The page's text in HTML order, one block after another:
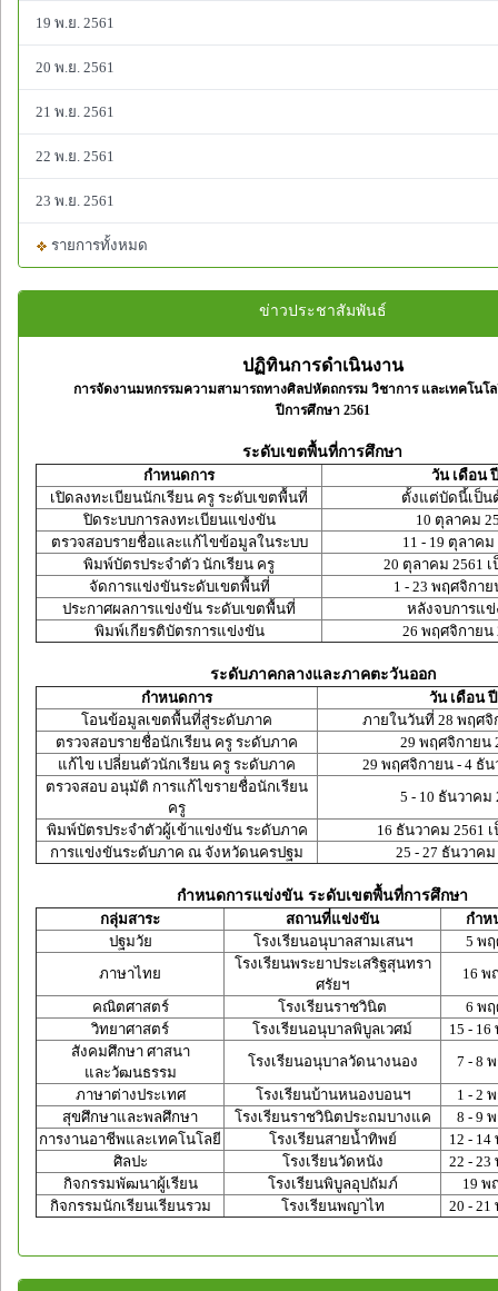
19 พ.ย. 2561
20 พ.ย. 2561
21 พ.ย. 2561
22 พ.ย. 2561
23 พ.ย. 2561
รายการทั้งหมด
ข่าวประชาสัมพันธ์
ปฏิทินการดำเนินงาน
การจัดงานมหกรรมความสามารถทางศิลปหัตถกรรม วิชาการ และเทคโนโล
ปีการศึกษา 2561
ระดับเขตพื้นที่การศึกษา
กำหนดการ
วัน เดือน ปี
เปิดลงทะเบียนนักเรียน ครู ระดับเขตพื้นที่
ตั้งแต่บัดนี้เป็น
ปิดระบบการลงทะเบียนแข่งขัน
10 ตุลาคม
ตรวจสอบรายชื่อและแก้ไขข้อมูลในระบบ
11 - 19 ตุลาคม
พิมพ์บัตรประจำตัว นักเรียน ครู
20 ตุลาคม 2561
จัดการแข่งขันระดับเขตพื้นที่
1 - 23 พฤศจิกาย
ประกาศผลการแข่งขัน ระดับเขตพื้นที่
หลังจบการแ
พิมพ์เกียรติบัตรการแข่งขัน
26 พฤศจิกายน
ระดับภาคกลางและภาคตะวันออก
กำหนดการ
วัน เดือน ปี
โอนข้อมูลเขตพื้นที่สู่ระดับภาค
ภายในวันที่ 28 พฤศจิ
ตรวจสอบรายชื่อนักเรียน ครู ระดับภาค
29 พฤศจิกายน
แก้ไข เปลี่ยนตัวนักเรียน ครู ระดับภาค
29 พฤศจิกายน - 4 ธัน
ตรวจสอบ อนุมัติ การแก้ไขรายชื่อนักเรียน
ครู
5 - 10 ธันวาคม
พิมพ์บัตรประจำตัวผู้เข้าแข่งขัน ระดับภาค
16 ธันวาคม 2561
การแข่งขันระดับภาค ณ จังหวัดนครปฐม
25 - 27 ธันวาคม
กำหนดการแข่งขัน ระดับเขตพื้นที่การศึกษา
กลุ่มสาระ
สถานที่แข่งขัน
กำห
ปฐมวัย
โรงเรียนอนุบาลสามเสนฯ
5 พ
ภาษาไทย
โรงเรียนพระยาประเสริฐสุนทรา
ศรัยฯ
16 พ
คณิตศาสตร์
โรงเรียนราชวินิต
6 พ
วิทยาศาสตร์
โรงเรียนอนุบาลพิบูลเวศม์
15 -
สังคมศึกษา ศาสนา
และวัฒนธรรม
โรงเรียนอนุบาลวัดนางนอง
7 - 8
ภาษาต่างประเทศ
โรงเรียนบ้านหนองบอนฯ
1 - 2
สุขศึกษาและพลศึกษา
โรงเรียนราชวินิตประถมบางแค
8 - 9
การงานอาชีพและเทคโนโลยี
โรงเรียนสายน้ำทิพย์
12 -
ศิลปะ
โรงเรียนวัดหนัง
22 -
กิจกรรมพัฒนาผู้เรียน
โรงเรียนพิบูลอุปถัมภ์
19 พ
กิจกรรมนักเรียนเรียนรวม
โรงเรียนพญาไท 20 -